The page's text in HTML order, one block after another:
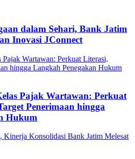
dalam Sehari, Bank Jatim
Inovasi JConnect
Pajak Wartawan: Perkuat
Penerimaan hingga
Hukum